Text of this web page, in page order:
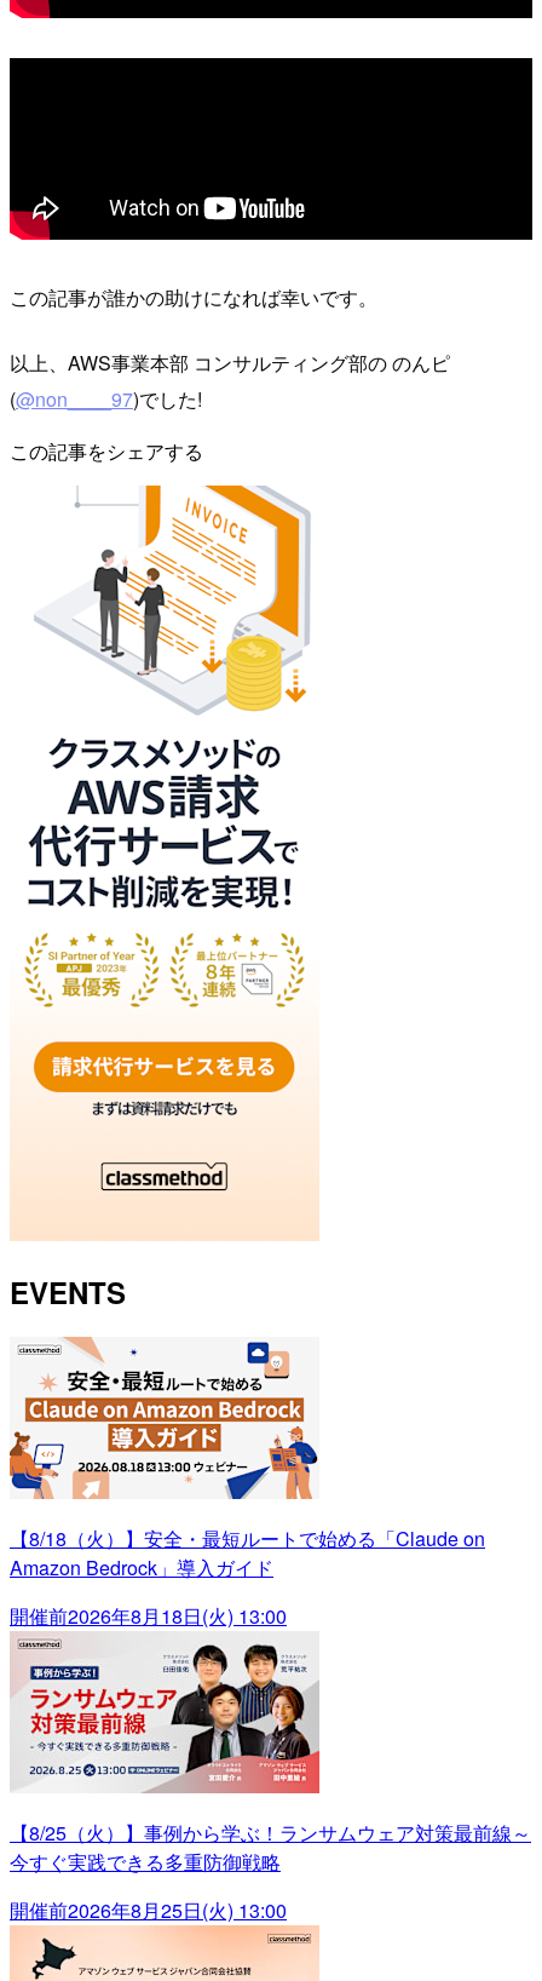
この記事が誰かの助けになれば幸いです。
以上、AWS事業本部 コンサルティング部の のんピ
(@non____97)でした!
この記事をシェアする
EVENTS
【8/18（火）】安全・最短ルートで始める「Claude on
Amazon Bedrock」導入ガイド
開催前2026年8月18日(火) 13:00
【8/25（火）】事例から学ぶ！ランサムウェア対策最前線～
今すぐ実践できる多重防御戦略
開催前2026年8月25日(火) 13:00